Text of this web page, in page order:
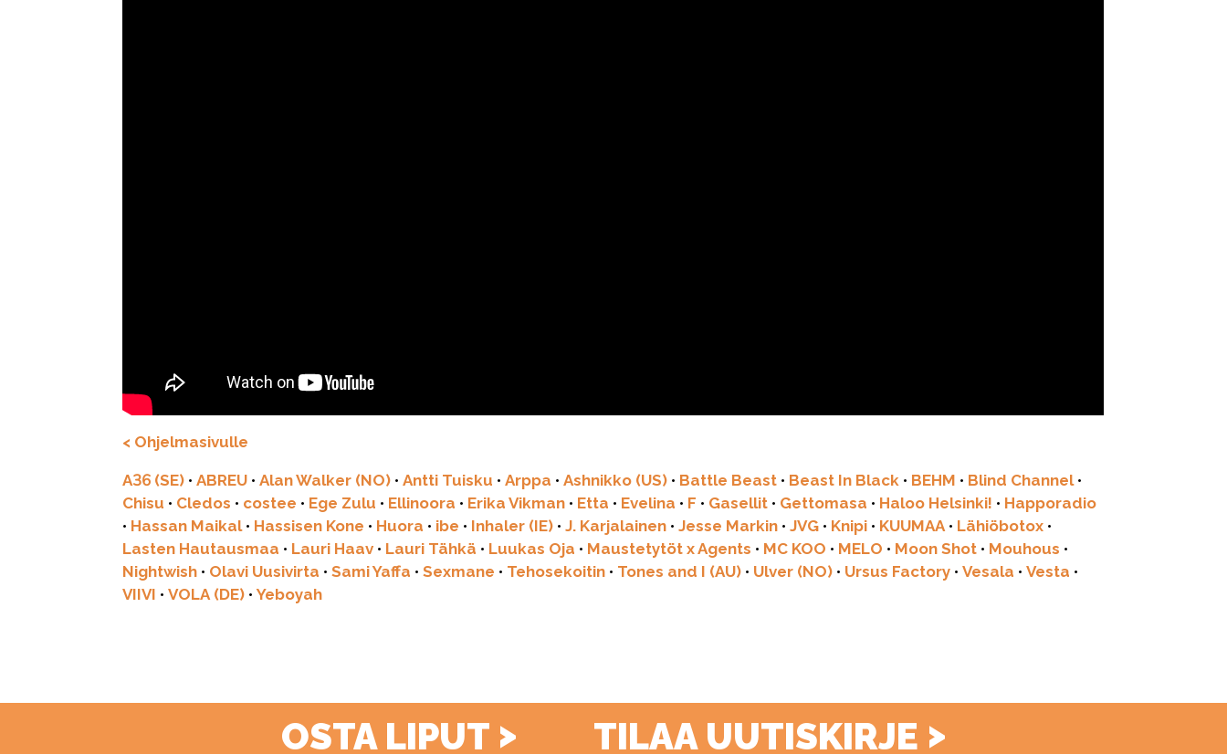
< Ohjelmasivulle
A36 (SE) •ABREU •Alan Walker (NO) •Antti Tuisku •Arppa •Ashnikko (US) • Battle Beast • Beast In Black • BEHM • Blind Channel•
Chisu • Cledos • costee • Ege Zulu • Ellinoora • Erika Vikman • Etta • Evelina • F • Gasellit • Gettomasa • Haloo Helsinki! • Happoradio
• Hassan Maikal• Hassisen Kone • Huora • ibe • Inhaler (IE) •J. Karjalainen •Jesse Markin •JVG • Knipi • KUUMAA• Lähiöbotox •
Lasten Hautausmaa • Lauri Haav • Lauri Tähkä • Luukas Oja • Maustetytöt x Agents • MC KOO • MELO • Moon Shot • Mouhous •
Nightwish • Olavi Uusivirta •Sami Yaffa •Sexmane • Tehosekoitin • Tones and I (AU) • Ulver (NO) • Ursus Factory •Vesala •Vesta •
VIIVI •VOLA (DE) •Yeboyah
OSTA LIPUT > TILAA UUTISKIRJE >